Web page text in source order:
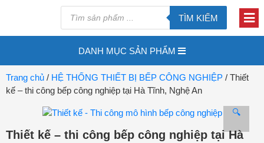
TÌM KIẾM
DANH MỤC SẢN PHẨM
Trang chủ / HỆ THỐNG THIẾT BỊ BẾP CÔNG NGHIỆP / Thiết
kế – thi công bếp công nghiệp tại Hà Tĩnh, Nghệ An
🔍
Thiết kế – thi công bếp công nghiệp tại Hà